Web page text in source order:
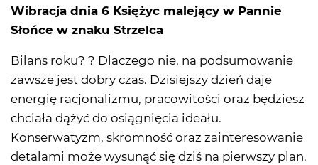
Wibracja dnia 6 Księżyc malejący w Pannie
Słońce w znaku Strzelca
Bilans roku? ? Dlaczego nie, na podsumowanie
zawsze jest dobry czas. Dzisiejszy dzień daje
energię racjonalizmu, pracowitości oraz będziesz
chciała dążyć do osiągnięcia ideału.
Konserwatyzm, skromność oraz zainteresowanie
detalami może wysunąć się dziś na pierwszy plan.